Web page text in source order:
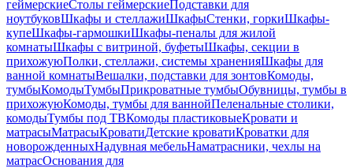
геймерскиеСтолы геймерскиеПодставки для
ноутбуковШкафы и стеллажиШкафыСтенки, горкиШкафы-
купеШкафы-гармошкиШкафы-пеналы для жилой
комнатыШкафы с витриной, буфетыШкафы, секции в
прихожуюПолки, стеллажи, системы храненияШкафы для
ванной комнатыВешалки, подставки для зонтовКомоды,
тумбыКомодыТумбыПрикроватные тумбыОбувницы, тумбы в
прихожуюКомоды, тумбы для ваннойПеленальные столики,
комодыТумбы под ТВКомоды пластиковыеКровати и
матрасыМатрасыКроватиДетские кроватиКроватки для
новорожденныхНадувная мебельНаматрасники, чехлы на
матрасОснования для